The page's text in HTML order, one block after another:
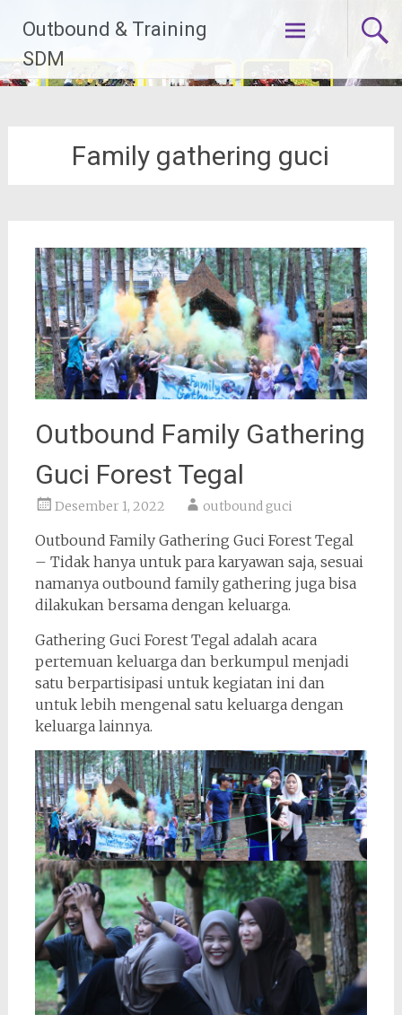
konten
Outbound & Training
SDM
Family gathering guci
Outbound Family Gathering
Guci Forest Tegal
Desember 1, 2022 outbound guci
Outbound Family Gathering Guci Forest Tegal
– Tidak hanya untuk para karyawan saja, sesuai
namanya outbound family gathering juga bisa
dilakukan bersama dengan keluarga.
Gathering Guci Forest Tegal adalah acara
pertemuan keluarga dan berkumpul menjadi
satu berpartisipasi untuk kegiatan ini dan
untuk lebih mengenal satu keluarga dengan
keluarga lainnya.